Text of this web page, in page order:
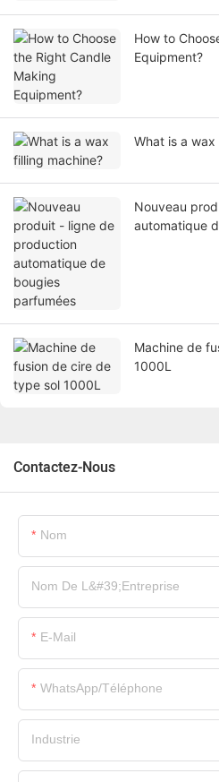
How to
Equipment?
What is a
Nouveau
automatique
Machine de
1000L
Contactez-Nous
Nom
Nom De L&#39;entreprise
E-Mail
WhatsApp/Téléphone
Industrie